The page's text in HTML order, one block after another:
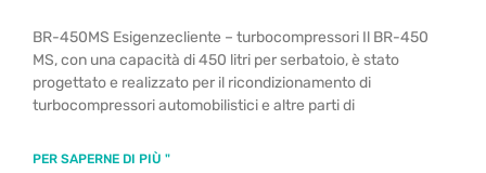
BR-450MS Esigenzecliente – turbocompressori Il BR-450
MS, con una capacità di 450 litri per serbatoio, è stato
progettato e realizzato per il ricondizionamento di
turbocompressori automobilistici e altre parti di
PER SAPERNE DI PIÙ "